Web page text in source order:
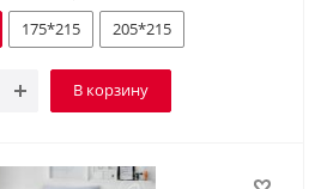
175*215 205*215
В корзину